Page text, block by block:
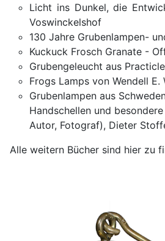
Licht ins Dunkel, die
Voswinckelshof
130 Jahre Grubenlampen-
Kuckuck Frosch Granate -
Grubengeleucht aus
Frogs Lamps von Wendell E.
Grubenlampen aus
Handschellen und
Autor, Fotograf), Dieter
Alle weitern Bücher sind hier zu